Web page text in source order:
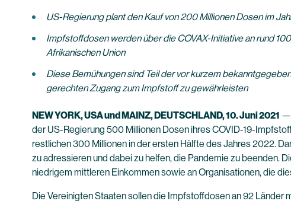
US-Regierung plant den Kauf von 200 Millionen Dosen im
Impfstoffdosen werden über die COVAX-Initiative an rund
Afrikanischen Union
Diese Bemühungen sind Teil der vor kurzem
gerechten Zugang zum Impfstoff zu gewährleisten
NEW YORK, USA und MAINZ, DEUTSCHLAND, 10. Juni 2021 —
der US-Regierung 500 Millionen Dosen ihres COVID-19-
restlichen 300 Millionen in der ersten Hälfte des Jahres 2022.
zu adressieren und dabei zu helfen, die Pandemie zu beenden.
niedrigem mittleren Einkommen sowie an Organisationen, die
Die Vereinigten Staaten sollen die Impfstoffdosen an 92